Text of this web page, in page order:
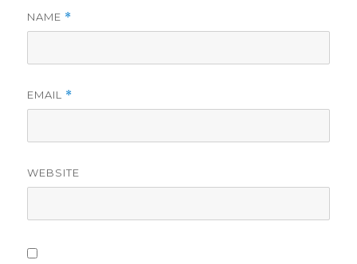
NAME *
EMAIL *
WEBSITE